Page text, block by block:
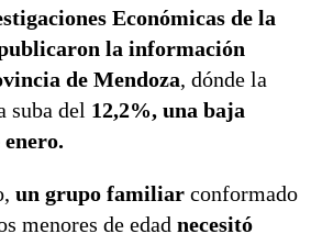
Económicas de la
la información
de Mendoza, dónde la
suba del 12,2%, una baja
un grupo familiar conformado
menores de edad necesitó